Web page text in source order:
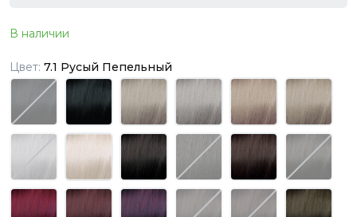
В наличии
Цвет: 7.1 Русый Пепельный